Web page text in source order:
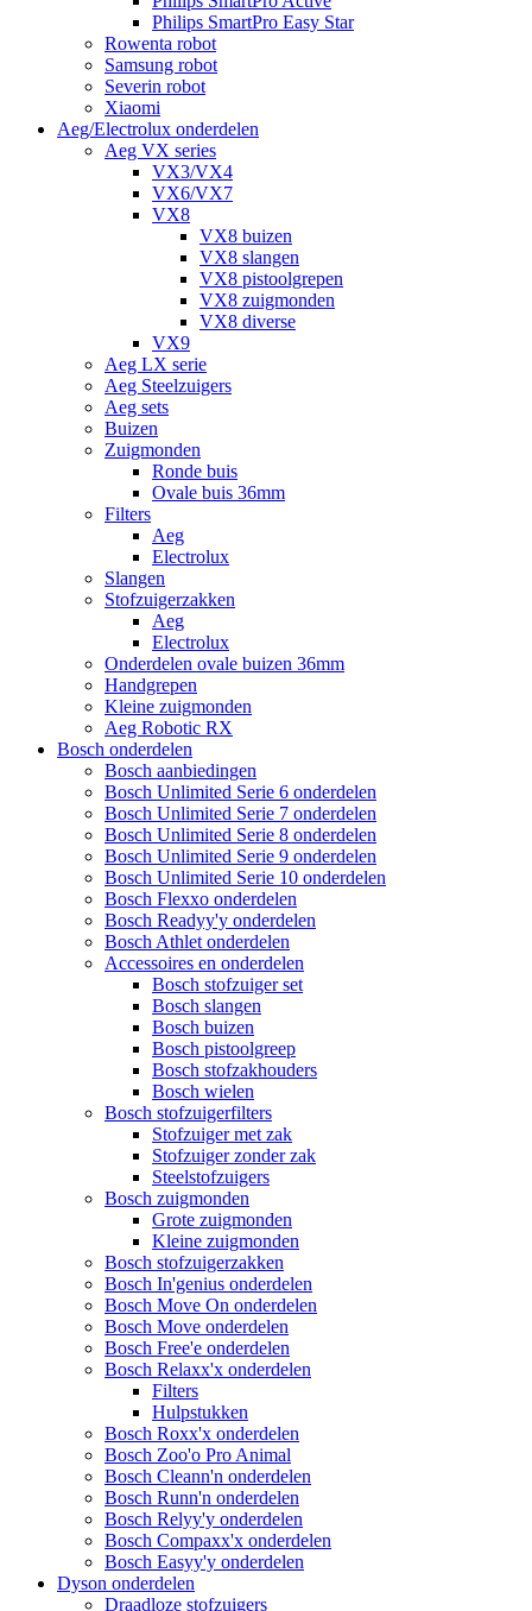
Philips SmartPro Easy Star
Rowenta robot
Samsung robot
Severin robot
Xiaomi
Aeg/Electrolux onderdelen
Aeg VX series
VX3/VX4
VX6/VX7
VX8
VX8 buizen
VX8 slangen
VX8 pistoolgrepen
VX8 zuigmonden
VX8 diverse
VX9
Aeg LX serie
Aeg Steelzuigers
Aeg sets
Buizen
Zuigmonden
Ronde buis
Ovale buis 36mm
Filters
Aeg
Electrolux
Slangen
Stofzuigerzakken
Aeg
Electrolux
Onderdelen ovale buizen 36mm
Handgrepen
Kleine zuigmonden
Aeg Robotic RX
Bosch onderdelen
Bosch aanbiedingen
Bosch Unlimited Serie 6 onderdelen
Bosch Unlimited Serie 7 onderdelen
Bosch Unlimited Serie 8 onderdelen
Bosch Unlimited Serie 9 onderdelen
Bosch Unlimited Serie 10 onderdelen
Bosch Flexxo onderdelen
Bosch Readyy'y onderdelen
Bosch Athlet onderdelen
Accessoires en onderdelen
Bosch stofzuiger set
Bosch slangen
Bosch buizen
Bosch pistoolgreep
Bosch stofzakhouders
Bosch wielen
Bosch stofzuigerfilters
Stofzuiger met zak
Stofzuiger zonder zak
Steelstofzuigers
Bosch zuigmonden
Grote zuigmonden
Kleine zuigmonden
Bosch stofzuigerzakken
Bosch In'genius onderdelen
Bosch Move On onderdelen
Bosch Move onderdelen
Bosch Free'e onderdelen
Bosch Relaxx'x onderdelen
Filters
Hulpstukken
Bosch Roxx'x onderdelen
Bosch Zoo'o Pro Animal
Bosch Cleann'n onderdelen
Bosch Runn'n onderdelen
Bosch Relyy'y onderdelen
Bosch Compaxx'x onderdelen
Bosch Easyy'y onderdelen
Dyson onderdelen
Draadloze stofzuigers